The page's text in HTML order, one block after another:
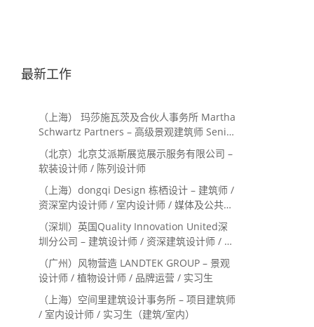
最新工作
（上海） 玛莎施瓦茨及合伙人事务所 Martha
Schwartz Partners – 高级景观建筑师 Senior
Landscape Designer / 景观建筑师
Landscape Designer
（北京）北京艾派斯展览展示服务有限公司 –
软装设计师 / 陈列设计师
（上海）dongqi Design 栋栖设计 – 建筑师 /
资深室内设计师 / 室内设计师 / 媒体及公共关
系主管 / 设计实习生（常年招聘）
（深圳）英国Quality Innovation United深
圳分公司 – 建筑设计师 / 资深建筑设计师 / 室
内设计师 / 设计实习生
（广州）风物营造 LANDTEK GROUP – 景观
设计师 / 植物设计师 / 品牌运营 / 实习生
（上海）空间里建筑设计事务所 – 项目建筑师
/ 室内设计师 / 实习生（建筑/室内）